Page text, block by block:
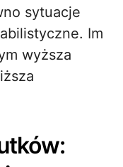
sytuacje
Im
wyższa